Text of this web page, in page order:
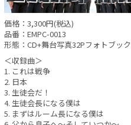
価格：3,300円(税込)
品番：EMPC-0013
形態：CD+舞台写真32Pフォトブック
＜収録曲＞
1. これは戦争
2. 日本
3. 生徒会だ！
4. 生徒会長になる僕は
5. まずはルーム長になる僕は